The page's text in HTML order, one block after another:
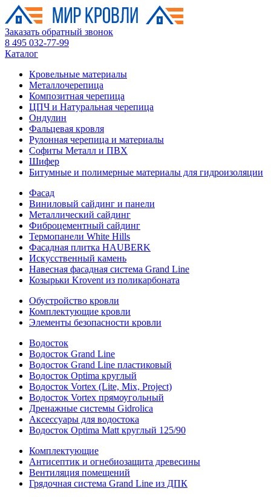
Заказать обратный звонок
8 495 032-77-99
Каталог
Кровельные материалы
Металлочерепица
Композитная черепица
ЦПЧ и Натуральная черепица
Ондулин
Фальцевая кровля
Рулонная черепица и материалы
Софиты Металл и ПВХ
Шифер
Битумные и полимерные материалы для гидроизоляции
Фасад
Виниловый сайдинг и панели
Металлический сайдинг
Фиброцементный сайдинг
Термопанели White Hills
Фасадная плитка HAUBERK
Искусственный камень
Навесная фасадная система Grand Line
Козырьки Krovent из поликарбоната
Обустройство кровли
Комплектующие кровли
Элементы безопасности кровли
Водосток
Водосток Grand Line
Водосток Grand Line пластиковый
Водосток Optima круглый
Водосток Vortex (Lite, Mix, Project)
Водосток Vortex прямоугольный
Дренажные системы Gidrolica
Аксессуары для водостока
Водосток Optima Matt круглый 125/90
Комплектующие
Антисептик и огнебиозащита древесины
Вентиляция помещений
Грядочная система Grand Line из ДПК